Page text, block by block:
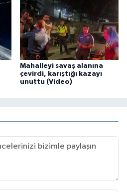
Mahalleyi savaş alanına
çevirdi, karıştığı kazayı
unuttu (Video)